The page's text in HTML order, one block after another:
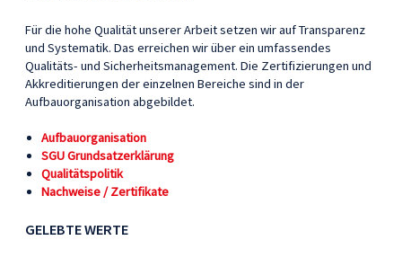
Für die hohe Qualität unserer Arbeit setzen wir auf Transparenz
und Systematik. Das erreichen wir über ein umfassendes
Qualitäts- und Sicherheitsmanagement. Die Zertifizierungen und
Akkreditierungen der einzelnen Bereiche sind in der
Aufbauorganisation abgebildet.
Aufbauorganisation
SGU Grundsatzerklärung
Qualitätspolitik
Nachweise / Zertifikate
GELEBTE WERTE